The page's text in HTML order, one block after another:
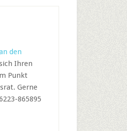
den
Ihren
Punkt
Gerne
865895